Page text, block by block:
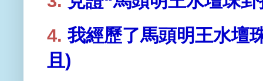
4. 我經歷了馬頭明王水壇
且)